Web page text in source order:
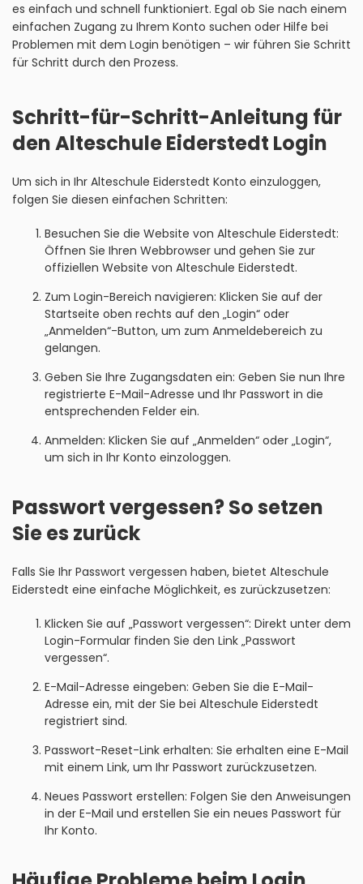
es einfach und schnell funktioniert. Egal ob Sie nach einem
einfachen Zugang zu Ihrem Konto suchen oder Hilfe bei
Problemen mit dem Login benötigen – wir führen Sie Schritt
für Schritt durch den Prozess.
Schritt-für-Schritt-Anleitung für
den Alteschule Eiderstedt Login
Um sich in Ihr Alteschule Eiderstedt Konto einzuloggen,
folgen Sie diesen einfachen Schritten:
Besuchen Sie die Website von Alteschule Eiderstedt:
Öffnen Sie Ihren Webbrowser und gehen Sie zur
offiziellen Website von Alteschule Eiderstedt.
Zum Login-Bereich navigieren: Klicken Sie auf der
Startseite oben rechts auf den „Login“ oder
„Anmelden“-Button, um zum Anmeldebereich zu
gelangen.
Geben Sie Ihre Zugangsdaten ein: Geben Sie nun Ihre
registrierte E-Mail-Adresse und Ihr Passwort in die
entsprechenden Felder ein.
Anmelden: Klicken Sie auf „Anmelden“ oder „Login“,
um sich in Ihr Konto einzologgen.
Passwort vergessen? So setzen
Sie es zurück
Falls Sie Ihr Passwort vergessen haben, bietet Alteschule
Eiderstedt eine einfache Möglichkeit, es zurückzusetzen:
Klicken Sie auf „Passwort vergessen“: Direkt unter dem
Login-Formular finden Sie den Link „Passwort
vergessen“.
E-Mail-Adresse eingeben: Geben Sie die E-Mail-
Adresse ein, mit der Sie bei Alteschule Eiderstedt
registriert sind.
Passwort-Reset-Link erhalten: Sie erhalten eine E-Mail
mit einem Link, um Ihr Passwort zurückzusetzen.
Neues Passwort erstellen: Folgen Sie den Anweisungen
in der E-Mail und erstellen Sie ein neues Passwort für
Ihr Konto.